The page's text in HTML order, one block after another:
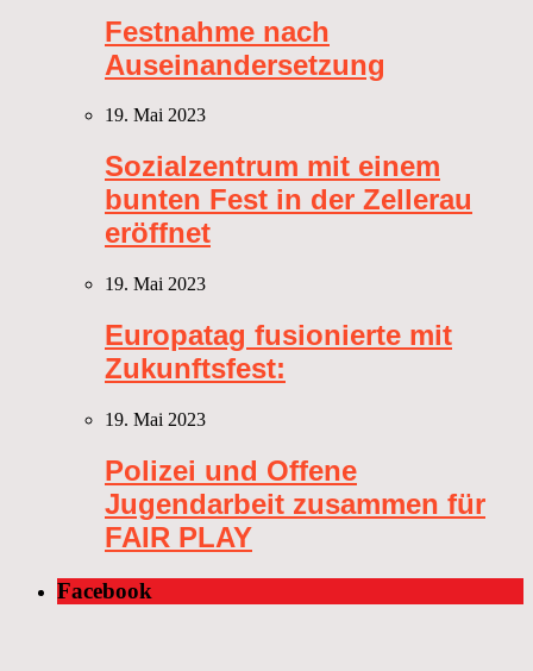
Festnahme nach
Auseinandersetzung
19. Mai 2023
Sozialzentrum mit einem
bunten Fest in der Zellerau
eröffnet
19. Mai 2023
Europatag fusionierte mit
Zukunftsfest:
19. Mai 2023
Polizei und Offene
Jugendarbeit zusammen für
FAIR PLAY
Facebook